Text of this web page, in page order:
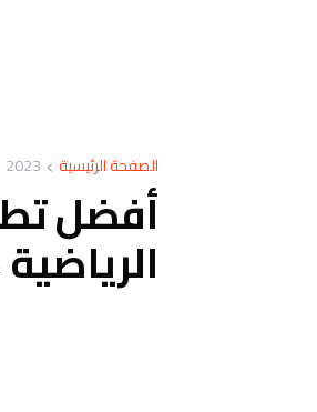
الصفحة الرئيسية 2023
أفضل
الرياضية beIN SPORTS 2024